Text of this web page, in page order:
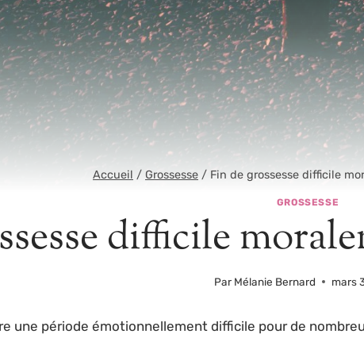
Accueil / Grossesse / Fin de grossesse difficile
GROSSESSE
difficile
Par Mélanie Bernard mars
une période émotionnellement difficile pour de